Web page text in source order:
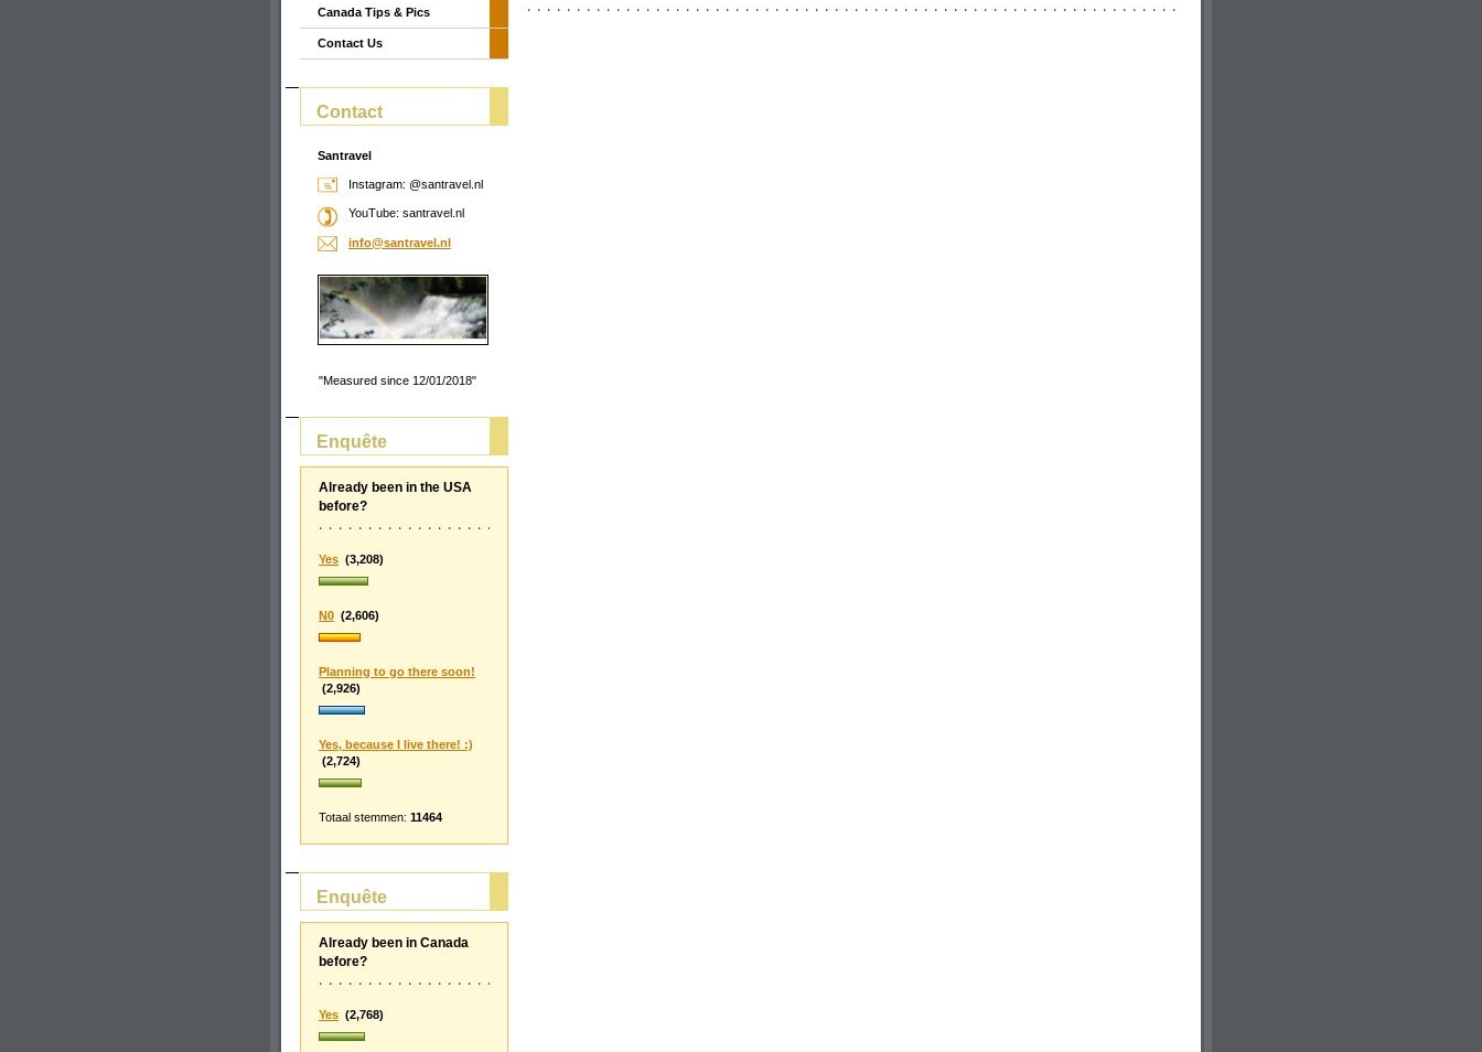
Canada Tips & Pics
Contact Us
Contact
Santravel
Instagram: @santravel.nl
YouTube: santravel.nl
info@santravel.nl
"Measured since 12/01/2018"
Enquête
Already been in the USA
before?
Yes (3,208)
N0 (2,606)
Planning to go there soon!
(2,926)
Yes, because I live there! :)
(2,724)
Totaal stemmen: 11464
Enquête
Already been in Canada
before?
Yes (2,768)